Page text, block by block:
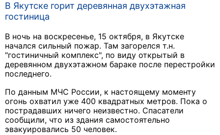
В Якутске горит деревянная двухэтажная
гостиница
В ночь на воскресенье, 15 октября, в Якутске
начался сильный пожар. Там загорелся т.н.
"гостиничный комплекс", по виду открытый в
деревянном двухэтажном бараке после перестройки
последнего.
По данным МЧС России, к настоящему моменту
огонь охватил уже 400 квадратных метров. Пока о
пострадавших ничего неизвестно. Спасатели
сообщили, что из здания самостоятельно
эвакуировались 50 человек.